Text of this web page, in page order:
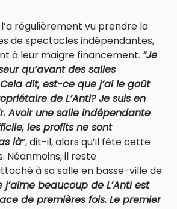
l’a régulièrement vu prendre la
de spectacles indépendantes,
à leur maigre financement. “Je
qu’avant des salles
dit, est-ce que j’ai le goût
de L’Anti? Je suis en
Avoir une salle indépendante
les profits ne sont
là”, dit-il, alors qu’il fête cette
Néanmoins, il reste
à sa salle en basse-ville de
j’aime beaucoup de L’Anti est
de premières fois. Le premier